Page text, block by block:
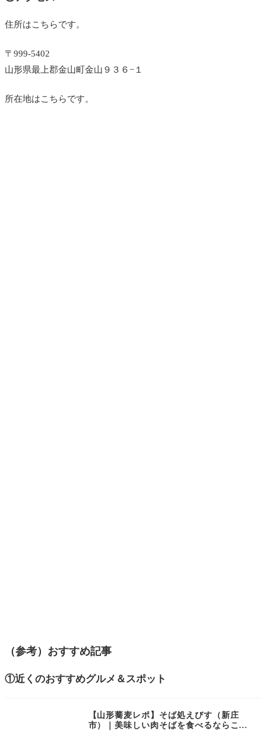
住所はこちらです。
〒999-5402
山形県最上郡金山町金山９３６−１
所在地はこちらです。
（参考）おすすめ記事
①近くのおすすめグルメ＆スポット
【山形蕎麦レポ】そば処えびす（新庄
市）｜美味しい肉そばを食べるならこ